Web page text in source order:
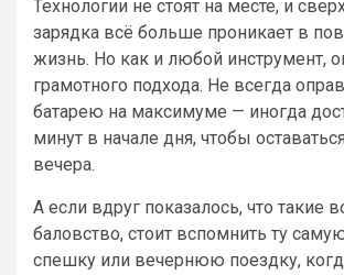
Технологии не стоят на месте, и
зарядка всё больше проникает в
жизнь. Но как и любой инструмент,
грамотного подхода. Не всегда
батарею на максимуме — иногда
минут в начале дня, чтобы
вечера.
А если вдруг показалось, что такие
баловство, стоит вспомнить ту
спешку или вечернюю поездку,